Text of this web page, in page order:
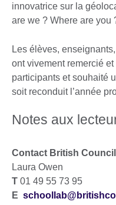
innovatrice sur la
are we ? Where are you
Les élèves,
ont vivement remercié
participants et souhaité
soit reconduit l’année
Notes aux
Contact British Council
Laura Owen
T 01 49 55 73 95
E